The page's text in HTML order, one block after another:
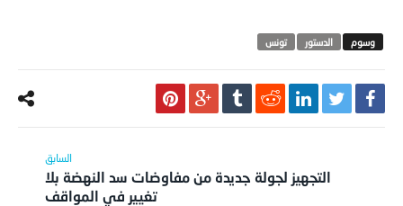
الدستور تونس
التجهيز لجولة جديدة من مفاوضات سد النهضة بلا
تغيير في المواقف